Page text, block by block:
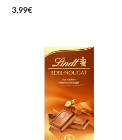
3,99€